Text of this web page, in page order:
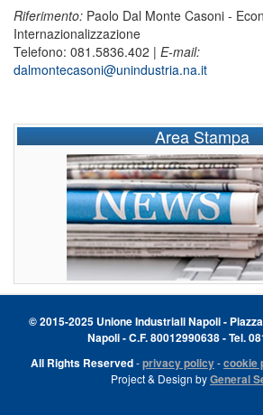
Riferimento: Paolo Dal Monte Casoni -
Internazionalizzazione
Telefono: 081.5836.402 | E-mail:
dalmontecasoni@unindustria.na.it
Area Stampa
© 2015-2025 Unione Industriali Napoli -
Napoli - C.F. 80012990638 - Tel.
All Rights Reserved-privacy policy-cookie
Project & Design byGeneral